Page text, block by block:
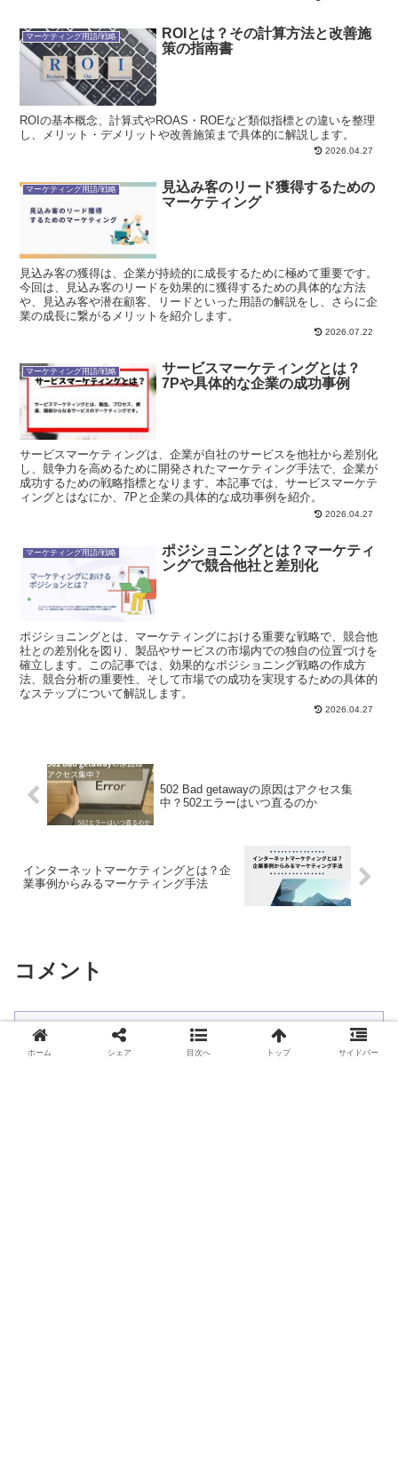
マーケティング用語/戦略
ROIとは？その計算方法と改善施
策の指南書
ROIの基本概念、計算式やROAS・ROEなど類似指標との違いを整理
し、メリット・デメリットや改善施策まで具体的に解説します。
2026.04.27
マーケティング用語/戦略
見込み客のリード獲得するための
マーケティング
見込み客の獲得は、企業が持続的に成長するために極めて重要です。
今回は、見込み客のリードを効果的に獲得するための具体的な方法
や、見込み客や潜在顧客、リードといった用語の解説をし、さらに企
業の成長に繋がるメリットを紹介します。
2026.07.22
マーケティング用語/戦略
サービスマーケティングとは？
7Pや具体的な企業の成功事例
サービスマーケティングは、企業が自社のサービスを他社から差別化
し、競争力を高めるために開発されたマーケティング手法で、企業が
成功するための戦略指標となります。本記事では、サービスマーケテ
ィングとはなにか、7Pと企業の具体的な成功事例を紹介。
2026.04.27
マーケティング用語/戦略
ポジショニングとは？マーケティ
ングで競合他社と差別化
ポジショニングとは、マーケティングにおける重要な戦略で、競合他
社との差別化を図り、製品やサービスの市場内での独自の位置づけを
確立します。この記事では、効果的なポジショニング戦略の作成方
法、競合分析の重要性、そして市場での成功を実現するための具体的
なステップについて解説します。
2026.04.27
502 Bad getawayの原因はアクセス集
中？502エラーはいつ直るのか
インターネットマーケティングとは？企
業事例からみるマーケティング手法
コメント
コメントを書き込む
ホーム シェア 目次へ トップ サイドバー